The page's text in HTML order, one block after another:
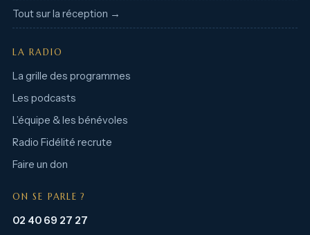
Tout sur la réception →
LA RADIO
La grille des programmes
Les podcasts
L’équipe & les bénévoles
Radio Fidélité recrute
Faire un don
ON SE PARLE ?
02 40 69 27 27